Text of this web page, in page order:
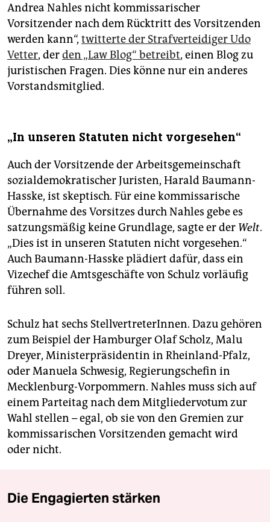
Andrea Nahles nicht kommissarischer
Vorsitzender nach dem Rücktritt des Vorsitzenden
werden kann“, twitterte der Strafverteidiger Udo
Vetter, derden „Law Blog“ betreibt, einen Blog zu
juristischen Fragen. Dies könne nur ein anderes
Vorstandsmitglied.
„In unseren Statuten nicht vorgesehen“
Auch der Vorsitzende der Arbeitsgemeinschaft
sozialdemokratischer Juristen, Harald Baumann-
Hasske, ist skeptisch. Für eine kommissarische
Übernahme des Vorsitzes durch Nahles gebe es
satzungsmäßig keine Grundlage, sagte er der Welt.
„Dies ist in unseren Statuten nicht vorgesehen.“
Auch Baumann-Hasske plädiert dafür, dass ein
Vizechef die Amtsgeschäfte von Schulz vorläufig
führen soll.
Schulz hat sechs StellvertreterInnen. Dazu gehören
zum Beispiel der Hamburger Olaf Scholz, Malu
Dreyer, Ministerpräsidentin in Rheinland-Pfalz,
oder Manuela Schwesig, Regierungschefin in
Mecklenburg-Vorpommern. Nahles muss sich auf
einem Parteitag nach dem Mitgliedervotum zur
Wahl stellen – egal, ob sie von den Gremien zur
kommissarischen Vorsitzenden gemacht wird
oder nicht.
Die Engagierten stärken